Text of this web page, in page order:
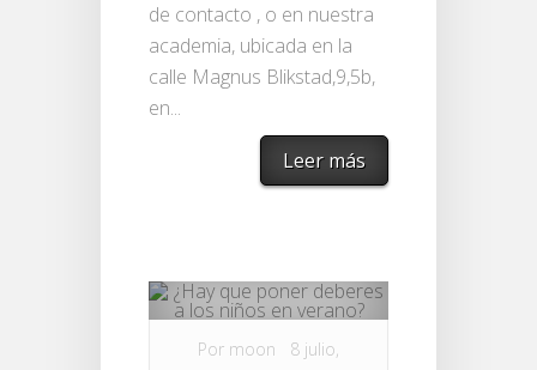
de contacto , o en nuestra
academia, ubicada en la
calle Magnus Blikstad,9,5b,
en...
Leer más
Por moon 8 julio,